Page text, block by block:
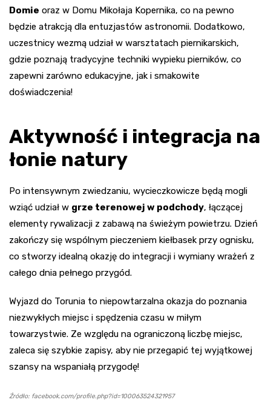
Domie oraz w Domu Mikołaja Kopernika, co na pewno
będzie atrakcją dla entuzjastów astronomii. Dodatkowo,
uczestnicy wezmą udział w warsztatach piernikarskich,
gdzie poznają tradycyjne techniki wypieku pierników, co
zapewni zarówno edukacyjne, jak i smakowite
doświadczenia!
Aktywność i integracja na
łonie natury
Po intensywnym zwiedzaniu, wycieczkowicze będą mogli
wziąć udział w grze terenowej w podchody, łączącej
elementy rywalizacji z zabawą na świeżym powietrzu. Dzień
zakończy się wspólnym pieczeniem kiełbasek przy ognisku,
co stworzy idealną okazję do integracji i wymiany wrażeń z
całego dnia pełnego przygód.
Wyjazd do Torunia to niepowtarzalna okazja do poznania
niezwykłych miejsc i spędzenia czasu w miłym
towarzystwie. Ze względu na ograniczoną liczbę miejsc,
zaleca się szybkie zapisy, aby nie przegapić tej wyjątkowej
szansy na wspaniałą przygodę!
Źródło: facebook.com/profile.php?id=100063524321957